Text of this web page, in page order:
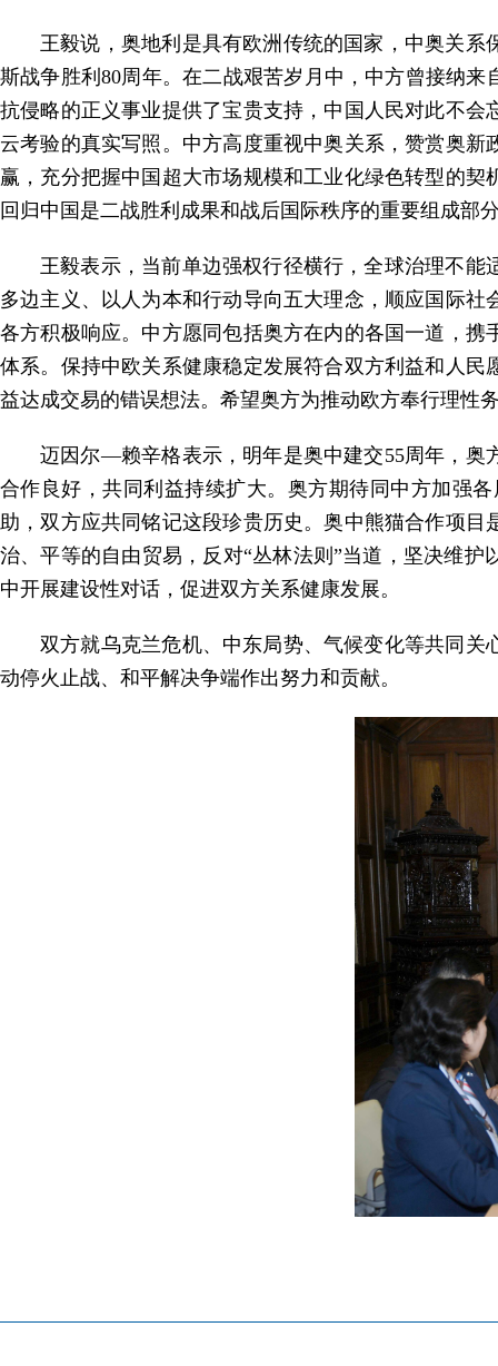
王毅说，奥地利是具有欧洲传统的国家，中奥关
斯战争胜利80周年。在二战艰苦岁月中，中方曾接纳
抗侵略的正义事业提供了宝贵支持，中国人民对此不
云考验的真实写照。中方高度重视中奥关系，赞赏奥
赢，充分把握中国超大市场规模和工业化绿色转型的
回归中国是二战胜利成果和战后国际秩序的重要组成部
王毅表示，当前单边强权行径横行，全球治理不
多边主义、以人为本和行动导向五大理念，顺应国际
各方积极响应。中方愿同包括奥方在内的各国一道，
体系。保持中欧关系健康稳定发展符合双方利益和人
益达成交易的错误想法。希望奥方为推动欧方奉行理性
迈因尔—赖辛格表示，明年是奥中建交55周年，奥
合作良好，共同利益持续扩大。奥方期待同中方加强
助，双方应共同铭记这段珍贵历史。奥中熊猫合作项
治、平等的自由贸易，反对“丛林法则”当道，坚决维
中开展建设性对话，促进双方关系健康发展。
双方就乌克兰危机、中东局势、气候变化等共同
动停火止战、和平解决争端作出努力和贡献。